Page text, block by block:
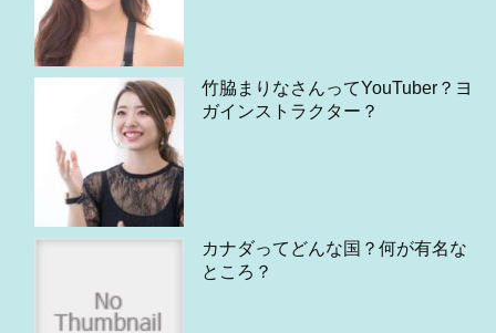
竹脇まりなさんってYouTuber？ヨ
ガインストラクター？
カナダってどんな国？何が有名な
ところ？